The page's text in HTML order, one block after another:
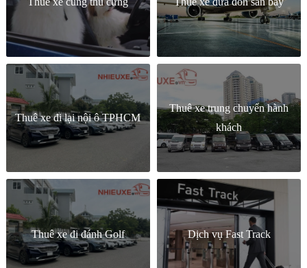
Thuê xe đi lại nội ô TPHCM
Thuê xe trung chuyển hành
khách
Thuê xe đi đánh Golf Dịch vụ Fast Track